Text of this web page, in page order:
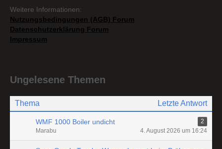
Weitere Informationen:
Nutzungsbedingungen (AGB) Forum
Datenschutzerklärung Forum
Impressum
Ungelesene Themen
Thema Letzte Antwort
WMF 1000 Boiler undicht
2
Marabu
4. August 2026 um 16:24